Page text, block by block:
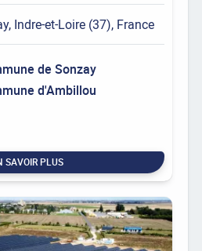
Indre-et-Loire (37), France
de Sonzay
d'Ambillou
SAVOIR PLUS